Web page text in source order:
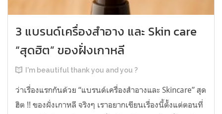
3 แบรนด์เครื่องสำอาง และ Skin care
“สุดฮิต” ของฝั่งเกาหลี
I'm beautiful thank you and you ?
ว่าเรื่องแรกกันด้วย “แบรนด์เครื่องสำอางและ Skincare” สุด
ฮิต !! ของฝั่งเกาหลี จริงๆ เราอยากเขียนเรื่องนี้ตั้งแต่ตอนที่